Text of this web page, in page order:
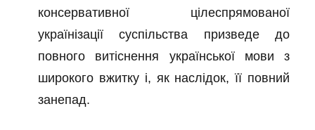
консервативної цілеспрямованої
українізації суспільства призведе до
повного витіснення української мови з
широкого вжитку і, як наслідок, її повний
занепад.